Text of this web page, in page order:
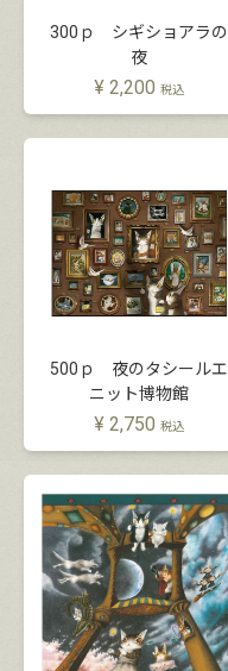
300ｐ シギショアラの
夜
¥ 2,200 税込
500ｐ 夜のタシールエ
ニット博物館
¥ 2,750 税込